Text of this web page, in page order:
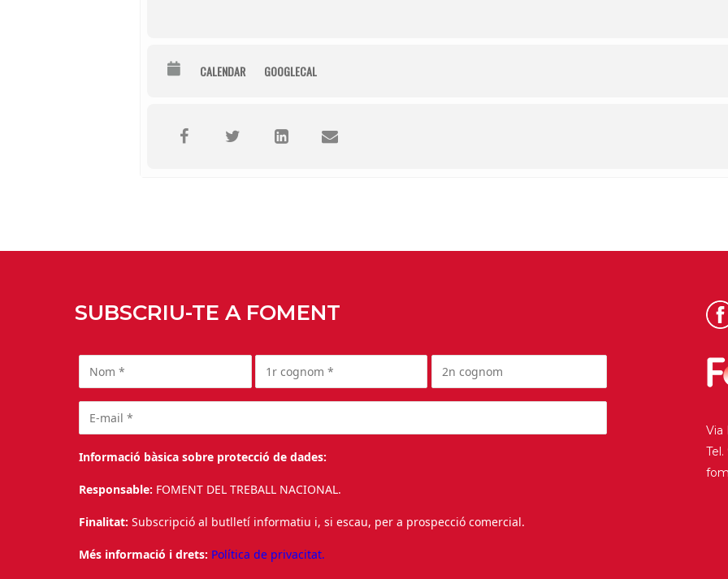
CALENDAR GOOGLECAL
SUBSCRIU-TE A FOMENT
Informació bàsica sobre protecció de dades:
Responsable: FOMENT DEL TREBALL NACIONAL.
Finalitat: Subscripció al butlletí informatiu i, si escau, per a prospecció comercial.
Més informació i drets: Política de privacitat.
Via